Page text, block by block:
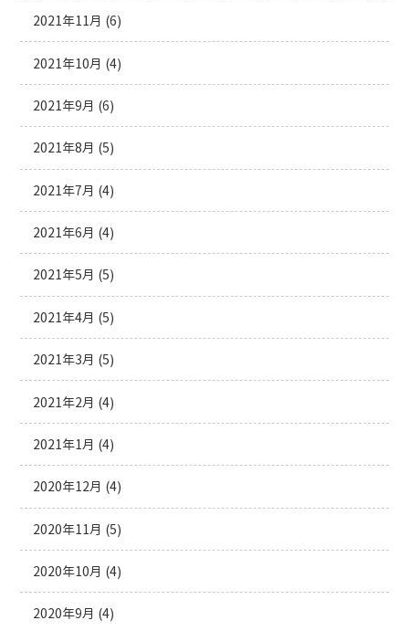
2021年11月 (6)
2021年10月 (4)
2021年9月 (6)
2021年8月 (5)
2021年7月 (4)
2021年6月 (4)
2021年5月 (5)
2021年4月 (5)
2021年3月 (5)
2021年2月 (4)
2021年1月 (4)
2020年12月 (4)
2020年11月 (5)
2020年10月 (4)
2020年9月 (4)